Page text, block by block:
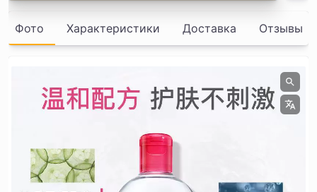
Фото Характеристики Доставка Отзывы